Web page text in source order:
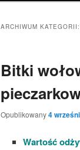
ARCHIWUM KATEGORII:
Bitki
Opublikowany4
Wartość